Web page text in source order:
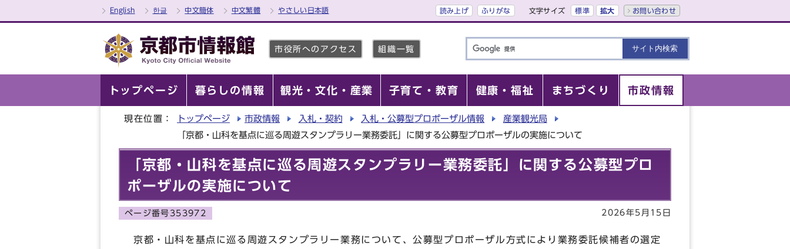
English 한글 中文簡体 中文繁體 やさしい日本語 読み上げ ふりがな 文字サイズ 標準 拡大 お問い合わせ
市役所へのアクセス 組織一覧
トップページ 暮らしの情報 観光・文化・産業 子育て・教育 健康・福祉 まちづくり 市政情報
現在位置： トップページ 市政情報 入札・契約 入札・公募型プロポーザル情報
産業観光局
「京都・山科を基点に巡る周遊スタンプラリー業務委託」に関する公募型プロポーザルの実施について
「京都・山科を基点に巡る周遊スタンプラリー業務委託」に関する公募型プロ
ポーザルの実施について
ページ番号353972 2026年5月15日
京都・山科を基点に巡る周遊スタンプラリー業務について、公募型プロポーザル方式により業務委託候補者の選定